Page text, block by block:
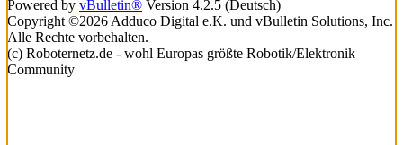
Powered by vBulletin® Version 4.2.5 (Deutsch)
Copyright ©2026 Adduco Digital e.K. und vBulletin Solutions, Inc.
Alle Rechte vorbehalten.
(c) Roboternetz.de - wohl Europas größte Robotik/Elektronik
Community